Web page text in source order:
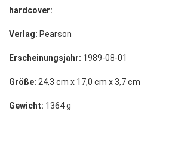
hardcover:
Verlag: Pearson
Erscheinungsjahr: 1989-08-01
Größe: 24,3 cm x 17,0 cm x 3,7 cm
Gewicht: 1364 g